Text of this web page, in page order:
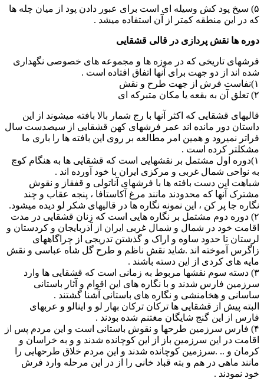
۵) سیخ پود کش وسیله ای است برای عبور دادن پود از میان چله ها
که در این منطقه کمتر از آن استفاده میشد .
دوره ها نقش پردازی در قالی قشقایی
فرشهای تاریخی که در موزه ها و مجموعه های خصوصی نگهداری
شده اند از دو جهت برای آنها اتفاق افتاده است .
۱)نفاست فرش از جهت طرح و نقش
۲) تعلق آن به بقعه یا مکان متبرکه ای
قالیهای قشقایی که اکثر آنها با رج شمار بالا بافته میشوند از این
داستان دور مانده اند عمر فرشهای کهن قشقایی از سیصدست سال
فراتر نمیرود و همین امر مطالعه بر روی این بافته ها را باری ما
مشکلتر کرده است .
۱)دوره اول مشتمل بر نقشهایی است که قشقایی ها به هنگام کوچ
به نواحی شمال غربی و مرکزی ایران با خود آورده اند .
شباهت این دست بافته ها با فرشهای آناتولی و قفقاز و نقوش
مشترک آنها که محدودند مانند مرغ آکاستافا ، پنجه عقاب و چند
نگاره جا پر کن ، این نمونه نگاره ها در قالیهای شکر لو دیده میشود.
۲) دوره دوم مشتمل بر نگاره هایی است که زنان قشقایی در مدت
اقامت خود در شمال و شمال غربی ایران از آذربایجان و کردستان و
لرستان تا حدود ساوه و اراک و گذشتن تدریجی از چراگاههای
زاگرس آموخته اند .شاید نقش ناظم و طرح گل شاه عباسی و نقش
مایه های کردی از این دسته باشند .
۳) دسته سوم نقشها مربوط به زمانی است که قشقایی ها وارد
سرزمین فارس شدند و با نگاره های این اقوام و آثار باستانی
ساسانی و هخامنشی و نگاره های باستانی آشنا گشتند .
البته پیش از قشقایی ها ترکان ترکان بهار لو و اینالو و عربهای
فارس از این گنج شایگان مغتنم شده بودند .
۴) فارس سرزمین طرحها و نقوش باستانی است و این مردم پس از
اقامت در این سرزمین باز از این کوچانده شدند و و به خراسان و
کرمان و .. .سرزمین کوچانده شدند و این مردم خلاق طرحهایی را
مانند ماهی در هم و بته قباد خانی را از در این مرحله وارد فرش
خود نمودند .